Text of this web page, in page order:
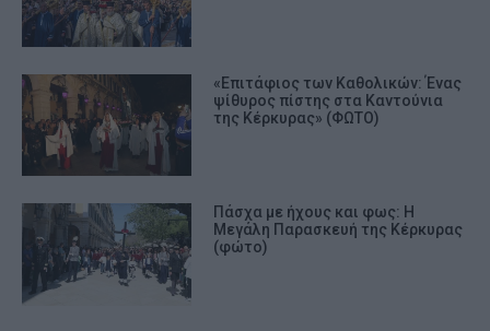
«Επιτάφιος των Καθολικών: Ένας
ψίθυρος πίστης στα Καντούνια
της Κέρκυρας» (ΦΩΤΟ)
Πάσχα με ήχους και φως: Η
Μεγάλη Παρασκευή της Κέρκυρας
(φώτο)